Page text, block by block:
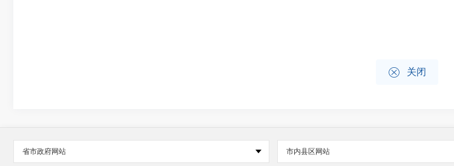
 关闭
省市政府网站 市内县区网站